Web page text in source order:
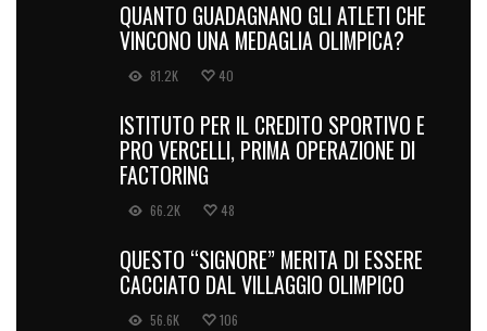
QUANTO GUADAGNANO GLI ATLETI CHE
VINCONO UNA MEDAGLIA OLIMPICA?
81.2K 40
ISTITUTO PER IL CREDITO SPORTIVO E
PRO VERCELLI, PRIMA OPERAZIONE DI
FACTORING
66.2K 48
QUESTO “SIGNORE” MERITA DI ESSERE
CACCIATO DAL VILLAGGIO OLIMPICO
56.6K 106